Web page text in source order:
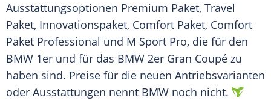
Ausstattungsoptionen Premium Paket, Travel
Paket, Innovationspaket, Comfort Paket, Comfort
Paket Professional und M Sport Pro, die für den
BMW 1er und für das BMW 2er Gran Coupé zu
haben sind. Preise für die neuen Antriebsvarianten
oder Ausstattungen nennt BMW noch nicht.